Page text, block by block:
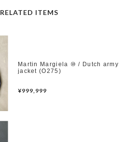
RELATED ITEMS
Martin Margiela ⑩ / Dutch army
jacket (O275)
¥999,999